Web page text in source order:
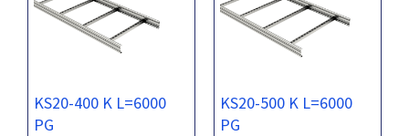
KS20-400 K L=6000
PG
KS20-500 K L=6000
PG